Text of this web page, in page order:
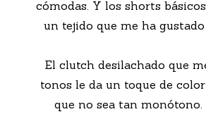
cómodas. Y los shorts
un tejido que me ha
El clutch desilachado que
tonos le da un toque de
que no sea tan monótono.